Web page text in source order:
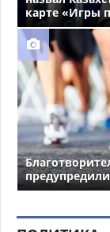
карте «Игры